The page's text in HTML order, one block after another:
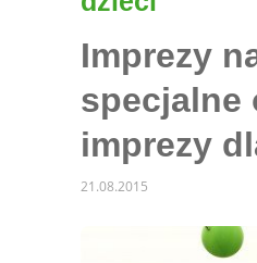
Imprezy
specjalne
imprezy
21.08.2015